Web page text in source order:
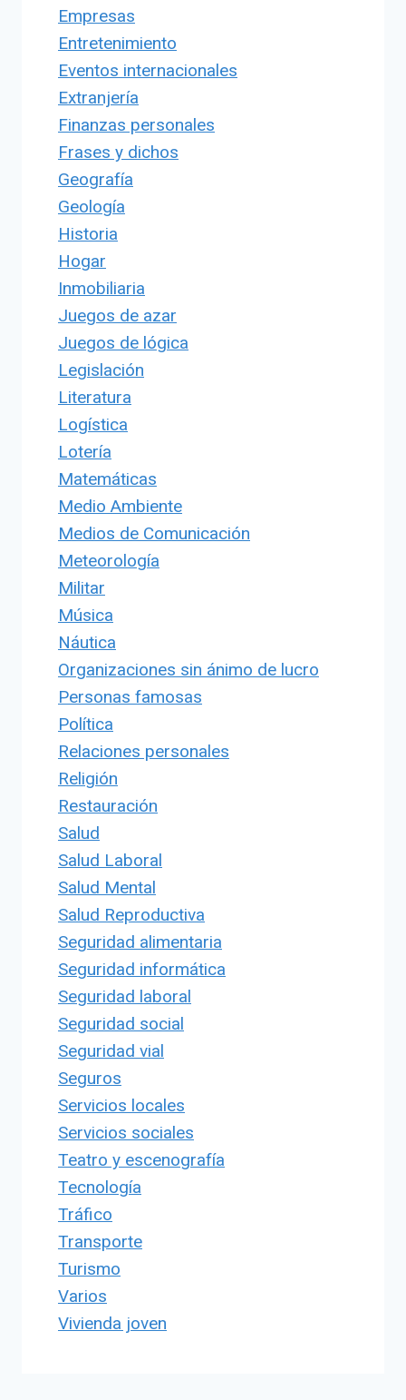
Empresas
Entretenimiento
Eventos internacionales
Extranjería
Finanzas personales
Frases y dichos
Geografía
Geología
Historia
Hogar
Inmobiliaria
Juegos de azar
Juegos de lógica
Legislación
Literatura
Logística
Lotería
Matemáticas
Medio Ambiente
Medios de Comunicación
Meteorología
Militar
Música
Náutica
Organizaciones sin ánimo de lucro
Personas famosas
Política
Relaciones personales
Religión
Restauración
Salud
Salud Laboral
Salud Mental
Salud Reproductiva
Seguridad alimentaria
Seguridad informática
Seguridad laboral
Seguridad social
Seguridad vial
Seguros
Servicios locales
Servicios sociales
Teatro y escenografía
Tecnología
Tráfico
Transporte
Turismo
Varios
Vivienda joven